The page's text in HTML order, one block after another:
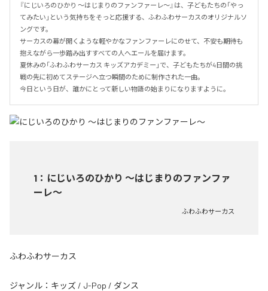
『にじいろのひかり ～はじまりのファンファーレ～』は、子どもたちの「やっ
てみたい」という気持ちをそっと応援する、ふわふわサーカスのオリジナルソ
ングです。
サーカスの幕が開くような軽やかなファンファーレにのせて、不安も期待も
抱えながら一歩踏み出すすべての人へエールを届けます。
夏休みの「ふわふわサーカス キッズアカデミー」で、子どもたちが4日間の挑
戦の先に初めてステージへ立つ瞬間のために制作された一曲。
今日という日が、誰かにとって新しい物語の始まりになりますように。
1 ： にじいろのひかり ～はじまりのファンファ
ーレ～
ふわふわサーカス
ふわふわサーカス
ジャンル： キッズ / J-Pop / ダンス